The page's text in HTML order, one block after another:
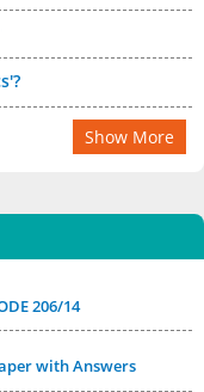
Show More
206/14
with Answers